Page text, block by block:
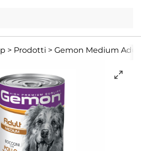
> Prodotti > Gemon Medium